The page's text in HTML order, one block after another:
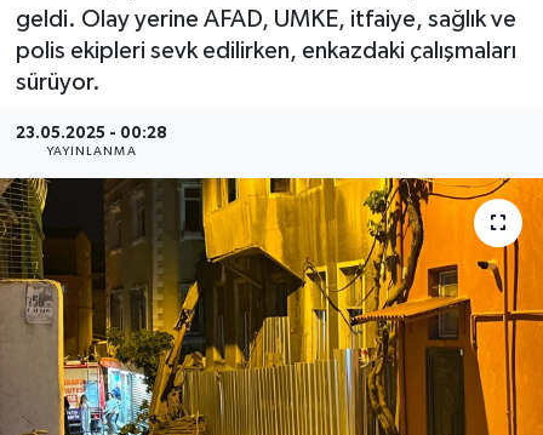
geldi. Olay yerine AFAD, UMKE, itfaiye, sağlık ve
polis ekipleri sevk edilirken, enkazdaki çalışmaları
sürüyor.
23.05.2025 - 00:28
YAYINLANMA
KÜLTÜR SANAT
SAĞLIK
BİLİM VE TEKNOLOJİ
OTOMOBİL
KURUMSAL
Haber Arşivi